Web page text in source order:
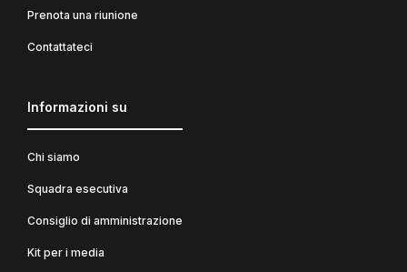
Prenota una riunione
Contattateci
Informazioni su
Chi siamo
Squadra esecutiva
Consiglio di amministrazione
Kit per i media